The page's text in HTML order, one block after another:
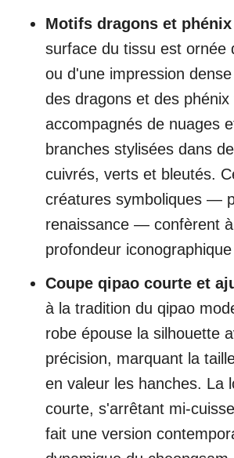
Motifs dragons et
surface du tissu est ornée
ou d'une impression
des dragons et des phénix
accompagnés de nuages
branches stylisées dans
cuivrés, verts et bleutés.
créatures symboliques —
renaissance — confèrent
profondeur
Coupe qipao courte et
à la tradition du qipao
robe épouse la silhouette
précision, marquant la
en valeur les hanches. La
courte, s'arrêtant mi-
fait une version